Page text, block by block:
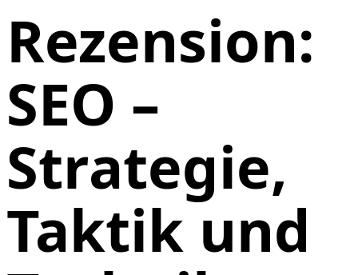
Rezension:
SEO –
Strategie,
Taktik und